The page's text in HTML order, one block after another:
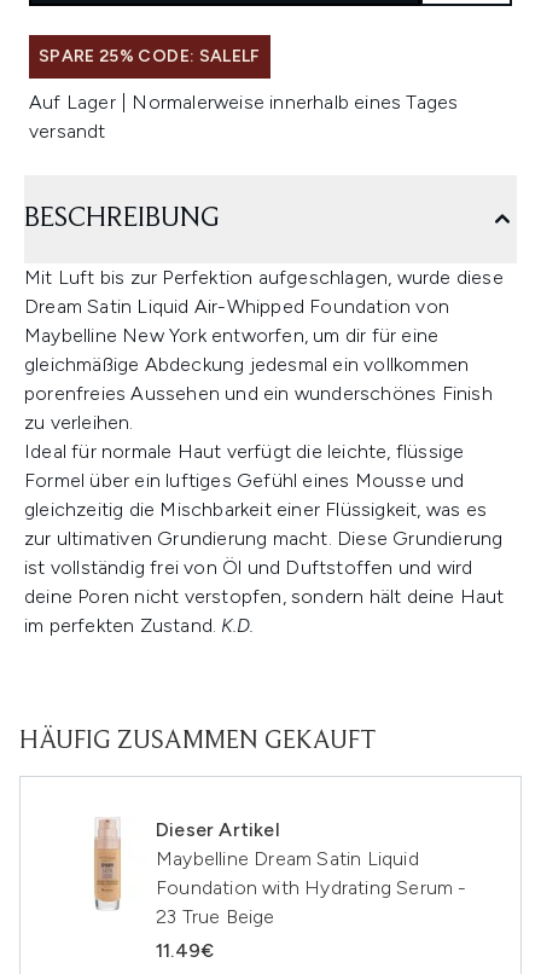
SPARE 25% CODE: SALELF
Auf Lager | Normalerweise innerhalb eines Tages
versandt
BESCHREIBUNG
Mit Luft bis zur Perfektion aufgeschlagen, wurde diese
Dream Satin Liquid Air-Whipped Foundation von
Maybelline New York entworfen, um dir für eine
gleichmäßige Abdeckung jedesmal ein vollkommen
porenfreies Aussehen und ein wunderschönes Finish
zu verleihen.
Ideal für normale Haut verfügt die leichte, flüssige
Formel über ein luftiges Gefühl eines Mousse und
gleichzeitig die Mischbarkeit einer Flüssigkeit, was es
zur ultimativen Grundierung macht. Diese Grundierung
ist vollständig frei von Öl und Duftstoffen und wird
deine Poren nicht verstopfen, sondern hält deine Haut
im perfekten Zustand. K.D.
HÄUFIG ZUSAMMEN GEKAUFT
Dieser Artikel
Maybelline Dream Satin Liquid
Foundation with Hydrating Serum -
23 True Beige
11.49€